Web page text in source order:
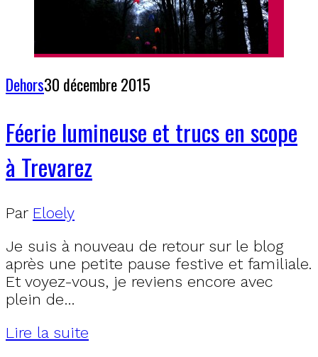
Dehors30 décembre 2015
Féerie lumineuse et trucs en scope
à Trevarez
Par Eloely
Je suis à nouveau de retour sur le blog
après une petite pause festive et familiale.
Et voyez-vous, je reviens encore avec
plein de…
Lire la suite